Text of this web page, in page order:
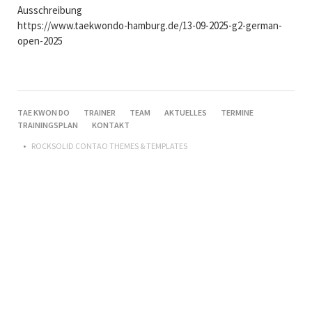
Ausschreibung
https://www.taekwondo-hamburg.de/13-09-2025-g2-german-
open-2025
NAVIGATION
ÜBERSPRINGEN
TAE KWON DO TRAINER TEAM AKTUELLES
TERMINE
TRAININGSPLAN
KONTAKT
ROCKSOLID CONTAO THEMES & TEMPLATES